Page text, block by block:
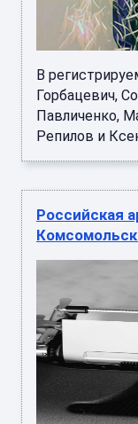
В
Горбацевич,
Павличенко,
Репилов и
Российская